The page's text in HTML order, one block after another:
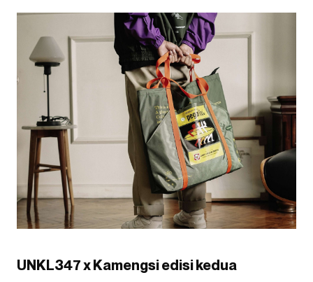
UNKL347 x Kamengsi edisi kedua